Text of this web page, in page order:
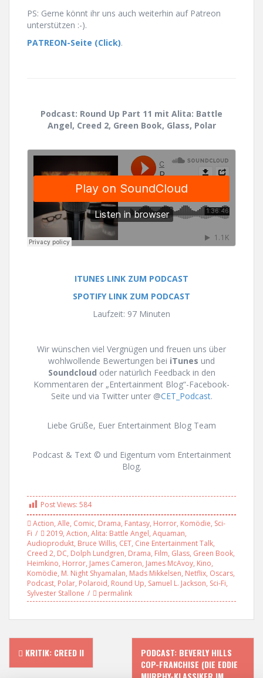
PS: Gerne könnt ihr uns auch weiterhin auf Patreon
unterstützen :-).
PATREON-Seite (Click).
Podcast: Round Up Part 11 mit Alita: Battle
Angel, Creed 2, Green Book, Glass, Polar
ITUNES LINK ZUM PODCAST
SPOTIFY LINK ZUM PODCAST
Laufzeit: 97 Minuten
Wir wünschen viel Vergnügen und freuen uns über
wohlwollende Bewertungen bei iTunes und
Soundcloud oder natürlich Feedback in den
Kommentaren der „Entertainment Blog“-Facebook-
Seite und via Twitter unter @CET_Podcast.
Liebe Grüße, Euer Entertainment Blog Team
Podcast & Text © und Eigentum vom Entertainment
Blog.
Post Views: 584
Action, Alle, Comic, Drama, Fantasy, Horror, Komödie, Sci-
Fi
2019, Action, Alita: Battle Angel, Aquaman,
Audioprodukt, Bruce Willis, CET, Cine Entertainment Talk,
Creed 2, DC, Dolph Lundgren, Drama, Film, Glass, Green Book,
Heimkino, Horror, James Cameron, James McAvoy, Kino,
Komödie, M. Night Shyamalan, Mads Mikkelsen, Netflix, Oscars,
Podcast, Polar, Polaroid, Round Up, Samuel L. Jackson, Sci-Fi,
Sylvester Stallone
permalink
P KRITIK: CREED II
PODCAST: BEVERLY HILLS
COP-FRANCHISE (DIE EDDIE